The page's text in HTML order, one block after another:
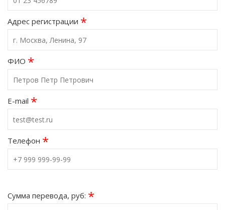
Адрес регистрации *
ФИО *
E-mail *
Телефон *
Сумма перевода, руб: *